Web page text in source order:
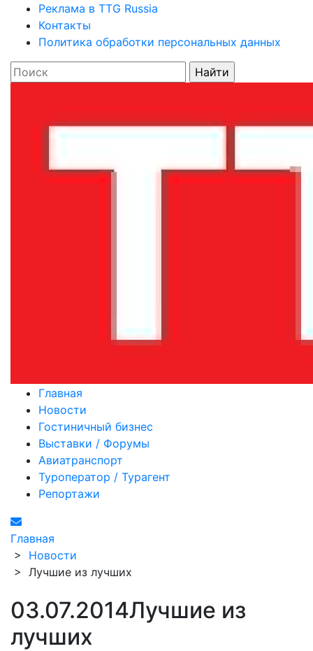
Реклама в TTG Russia
Контакты
Политика обработки персональных данных
Главная
Новости
Гостиничный бизнес
Выставки / Форумы
Авиатранспорт
Туроператор / Турагент
Репортажи
Главная
> Новости
> Лучшие из лучших
03.07.2014Лучшие из
лучших